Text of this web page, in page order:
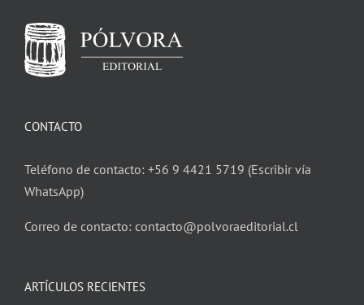
CONTACTO
Teléfono de contacto: +56 9 4421 5719 (Escribir vía
WhatsApp)
Correo de contacto: contacto@polvoraeditorial.cl
ARTÍCULOS RECIENTES